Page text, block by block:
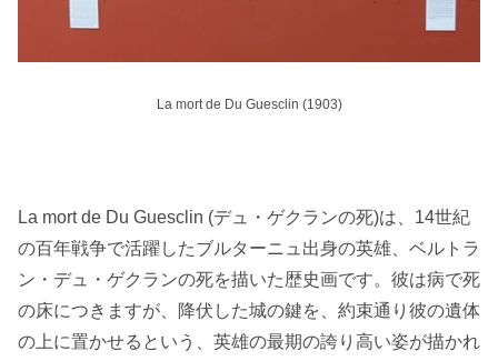
La mort de Du Guesclin (1903)
La mort de Du Guesclin (デュ・ゲクランの死)は、14世紀
の百年戦争で活躍したブルターニュ出身の英雄、ベルトラ
ン・デュ・ゲクランの死を描いた歴史画です。彼は病で死
の床につきますが、降伏した城の鍵を、約束通り彼の遺体
の上に置かせるという、英雄の最期の誇り高い姿が描かれ